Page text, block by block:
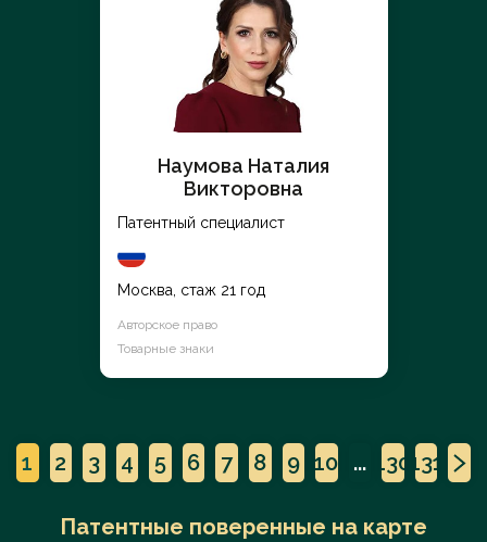
Наумова Наталия
Викторовна
Патентный специалист
Москва, стаж 21 год
Авторское право
Товарные знаки
1 2 3 4 5 6 7 8 9 10 ... 130 131
Патентные поверенные на карте